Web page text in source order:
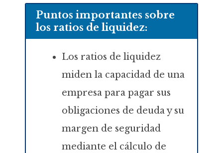
Puntos importantes sobre
los ratios de liquidez:
Los ratios de liquidez
miden la capacidad de una
empresa para pagar sus
obligaciones de deuda y su
margen de seguridad
mediante el cálculo de